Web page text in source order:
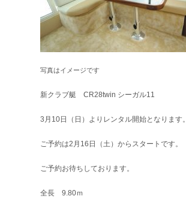
写真はイメージです
新クラブ艇 CR28twin シーガル11
3月10日（日）よりレンタル開始となります。
ご予約は2月16日（土）からスタートです。
ご予約お待ちしております。
全長 9.80ｍ